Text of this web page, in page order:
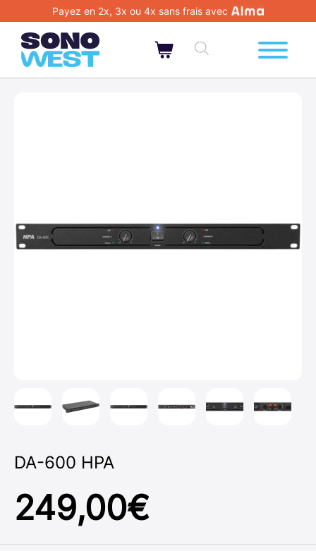
Payez en 2x, 3x ou 4x sans frais avec
DA-600 HPA
249,00€